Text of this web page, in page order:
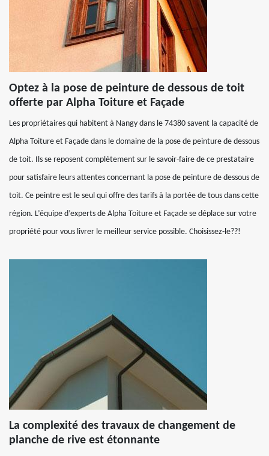
Optez à la pose de peinture de dessous de toit
offerte par Alpha Toiture et Façade
Les propriétaires qui habitent à Nangy dans le 74380 savent la capacité de
Alpha Toiture et Façade dans le domaine de la pose de peinture de dessous
de toit. Ils se reposent complètement sur le savoir-faire de ce prestataire
pour satisfaire leurs attentes concernant la pose de peinture de dessous de
toit. Ce peintre est le seul qui offre des tarifs à la portée de tous dans cette
région. L’équipe d’experts de Alpha Toiture et Façade se déplace sur votre
propriété pour vous livrer le meilleur service possible. Choisissez-le??!
La complexité des travaux de changement de
planche de rive est étonnante